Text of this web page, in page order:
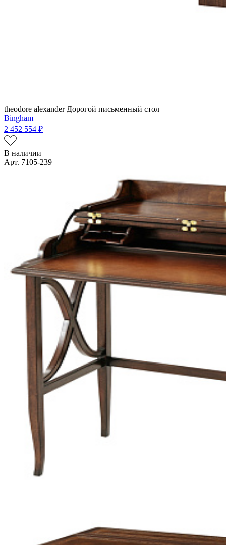
theodore alexander Дорогой письменный стол
Bingham
2 452 554 ₽
В наличии
Арт. 7105-239